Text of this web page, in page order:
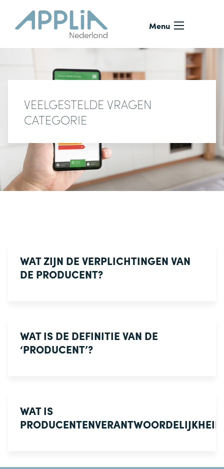
Ga naar de inhoud
Menu
VEELGESTELDE VRAGEN
CATEGORIE
WAT ZIJN DE VERPLICHTINGEN VAN
DE PRODUCENT?
WAT IS DE DEFINITIE VAN DE
‘PRODUCENT’?
WAT IS